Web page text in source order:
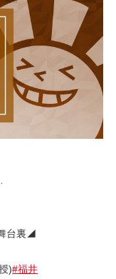
台裏◢
)#福井